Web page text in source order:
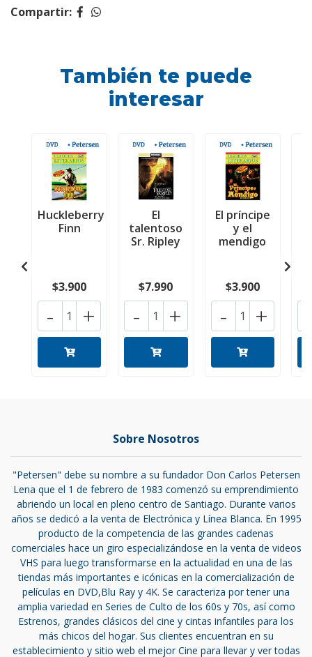
Compartir:
También te puede
interesar
Huckleberry
Finn
$3.900
+
-
El
talentoso
Sr. Ripley
$7.990
+
-
El príncipe
y el
mendigo
$3.900
+
-
Sobre Nosotros
"Petersen" debe su nombre a su fundador Don Carlos Petersen
Lena que el 1 de febrero de 1983 comenzó su emprendimiento
abriendo un local en pleno centro de Santiago. Durante varios
años se dedicó a la venta de Electrónica y Línea Blanca. En 1995
producto de la competencia de las grandes cadenas
comerciales hace un giro especializándose en la venta de videos
VHS para luego transformarse en la actualidad en una de las
tiendas más importantes e icónicas en la comercialización de
películas en DVD,Blu Ray y 4K. Se caracteriza por tener una
amplia variedad en Series de Culto de los 60s y 70s, así como
Estrenos, grandes clásicos del cine y cintas infantiles para los
más chicos del hogar. Sus clientes encuentran en su
establecimiento y sitio web el mejor Cine para llevar y ver todas